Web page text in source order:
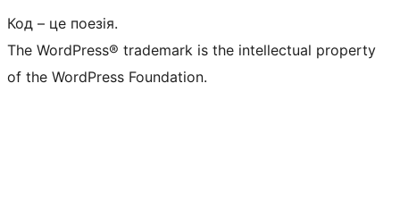
Код – це поезія.
The WordPress® trademark is the intellectual property
of the WordPress Foundation.